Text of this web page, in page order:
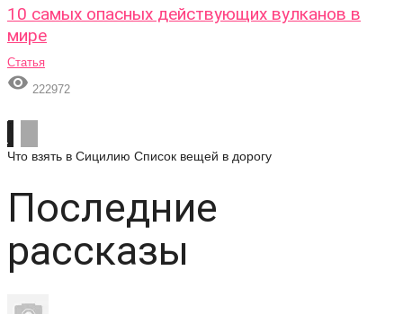
10 самых опасных действующих вулканов в
мире
Статья
 222972
Что взять в Сицилию Список вещей в дорогу
Последние
рассказы